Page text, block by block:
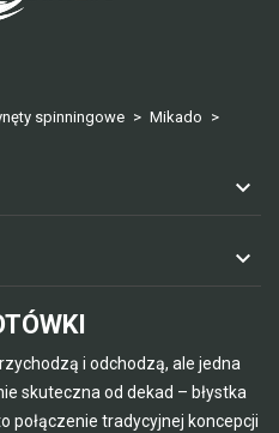
spinningowe
Mikado
i odchodzą, ale jedna
skuteczna od dekad – błystka
połączenie tradycyjnej koncepcji